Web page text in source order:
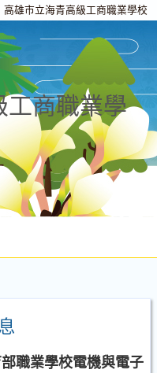
高雄市立海青高級工商職業學校
工商職業學
職業學校電機與電子